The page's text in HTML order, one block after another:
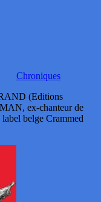
Chroniques
(Editions
ex-chanteur de
belge Crammed